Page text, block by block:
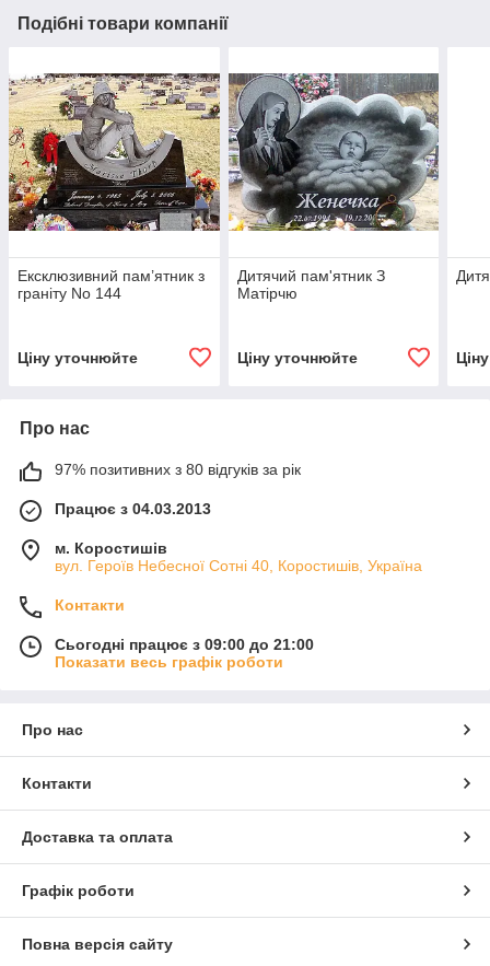
Подібні товари компанії
Ексклюзивний пам’ятник з
граніту No 144
Ціну уточнюйте
Дитячий пам'ятник З
Матірчю
Ціну уточнюйте
Про нас
97% позитивних з 80 відгуків за рік
Працює з 04.03.2013
м. Коростишів
вул. Героїв Небесної Сотні 40, Коростишів, Україна
Контакти
Сьогодні працює з 09:00 до 21:00
Показати весь графік роботи
Про нас
Контакти
Доставка та оплата
Графік роботи
Повна версія сайту